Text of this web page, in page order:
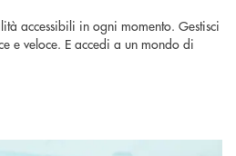
accessibili in ogni momento. Gestisci
e veloce. E accedi a un mondo di